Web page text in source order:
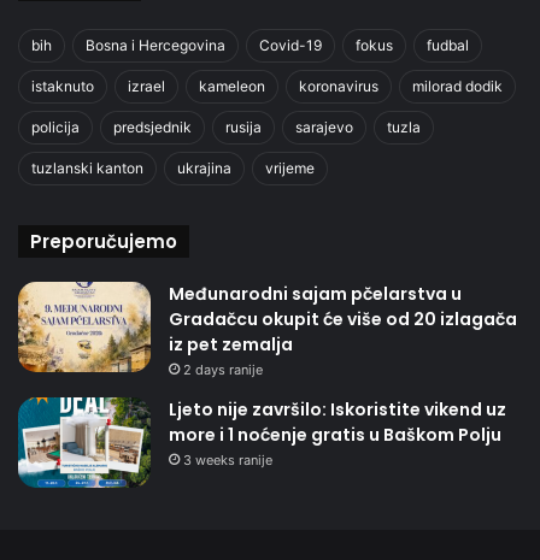
bih Bosna i Hercegovina Covid-19 fokus fudbal
istaknuto izrael kameleon koronavirus milorad dodik
policija predsjednik rusija sarajevo tuzla
tuzlanski kanton ukrajina vrijeme
Preporučujemo
Međunarodni sajam pčelarstva u
Gradačcu okupit će više od 20 izlagača
iz pet zemalja
2 days ranije
Ljeto nije završilo: Iskoristite vikend uz
more i 1 noćenje gratis u Baškom Polju
3 weeks ranije